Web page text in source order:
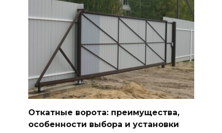
Откатные ворота: преимущества,
особенности выбора и установки